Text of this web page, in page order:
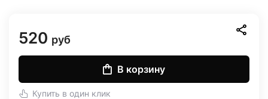
520 руб
В корзину
Купить в один клик